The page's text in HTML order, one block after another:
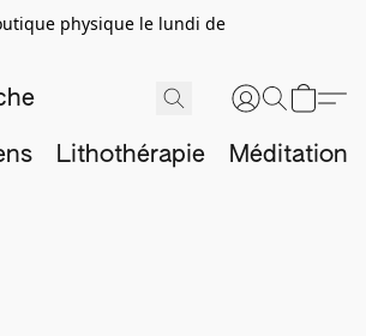
physique le lundi de
Lithothérapie Méditation